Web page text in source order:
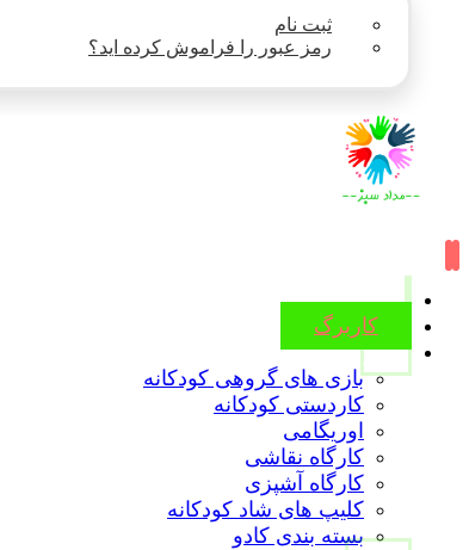
ثبت نام
رمز عبور را فراموش کرده اید؟
کاربرگ
ویدیو
بازی های گروهی کودکانه
کاردستی کودکانه
اوریگامی
کارگاه نقاشی
کارگاه آشپزی
کلیپ های شاد کودکانه
بسته بندی کادو